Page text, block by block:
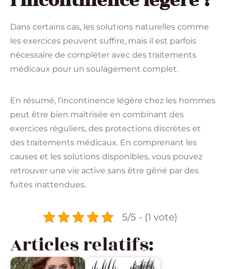
Dans certains cas, les solutions naturelles comme
les exercices peuvent suffire, mais il est parfois
nécessaire de compléter avec des traitements
médicaux pour un soulagement complet.
En résumé, l’incontinence légère chez les hommes
peut être bien maîtrisée en combinant des
exercices réguliers, des protections discrètes et
des traitements médicaux. En comprenant les
causes et les solutions disponibles, vous pouvez
retrouver une vie active sans être gêné par des
fuites inattendues.
5/5 - (1 vote)
Articles relatifs: